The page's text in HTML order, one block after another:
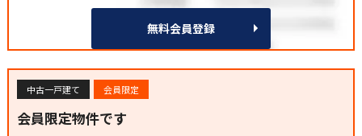
無料会員登録
中古一戸建て 会員限定
会員限定物件です